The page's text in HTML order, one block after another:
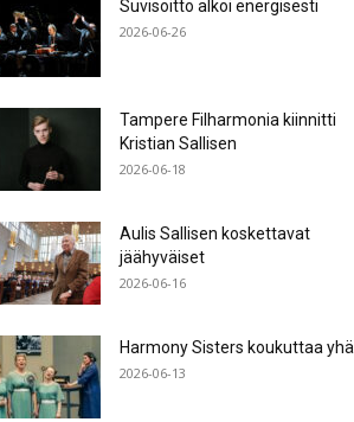
Suvisoitto alkoi energisesti
2026-06-26
Tampere Filharmonia kiinnitti
Kristian Sallisen
2026-06-18
Aulis Sallisen koskettavat
jäähyväiset
2026-06-16
Harmony Sisters koukuttaa yhä
2026-06-13